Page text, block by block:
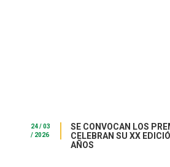
24 / 03
/ 2026
SE CONVOCAN LOS
CELEBRAN SU XX
AÑOS